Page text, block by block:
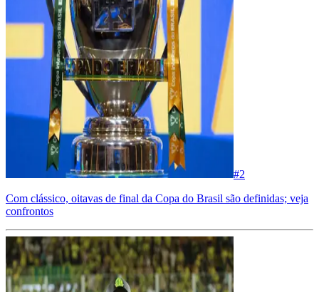
#2
Com clássico, oitavas de final da Copa do Brasil são definidas; veja
confrontos